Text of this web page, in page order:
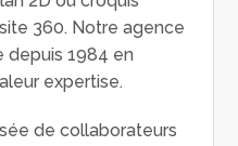
360. Notre agence
depuis 1984 en
expertise.
de collaborateurs